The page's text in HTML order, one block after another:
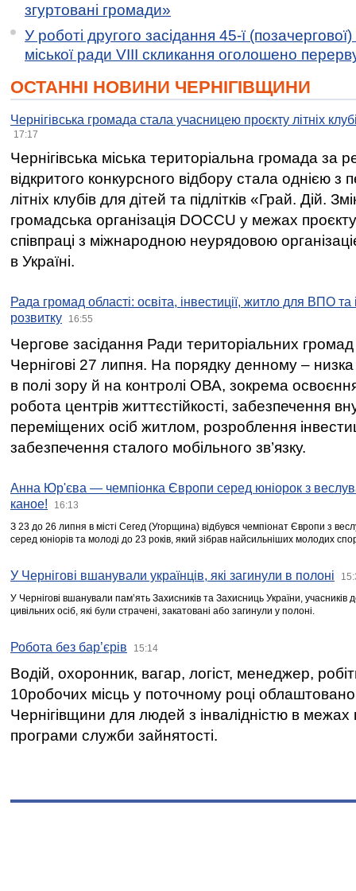
згуртовані громади»
У роботі другого засідання 45-ї (позачергової)
міської ради VIII скликання оголошено
ОСТАННІ НОВИНИ ЧЕРНІГІВЩИНИ
Чернігівська громада стала учасницею проєкту літніх
17:17
Чернігівська міська територіальна громада за
відкритого конкурсного відбору стала однією
літніх клубів для дітей та підлітків «Грай. Дій.
громадська організація DOCCU у межах
співпраці з міжнародною неурядовою
в Україні.
Рада громад області: освіта, інвестиції, житло для ВПО
розвитку
16:55
Чергове засідання Ради територіальних громад
Чернігові 27 липня. На порядку денному –
в полі зору й на контролі ОВА, зокрема освоєння
робота центрів життєстійкості, забезпечення
переміщених осіб житлом, розроблення
забезпечення сталого мобільного зв’язку.
Анна Юр'єва — чемпіонка Європи серед юніорок з
каное!
16:13
З 23 до 26 липня в місті Сегед (Угорщина) відбувся чемпіонат Європи з
серед юніорів та молоді до 23 років, який зібрав найсильніших молодих
У Чернігові вшанували українців, які загинули в полоні
У Чернігові вшанували пам’ять Захисників та Захисниць України,
цивільних осіб, які були страчені, закатовані або загинули у полоні.
Робота без бар’єрів 15:14
Водій, охоронник, вагар, логіст, менеджер,
10робочих місць у поточному році
Чернігівщини для людей з інвалідністю в межах
програми служби зайнятості.